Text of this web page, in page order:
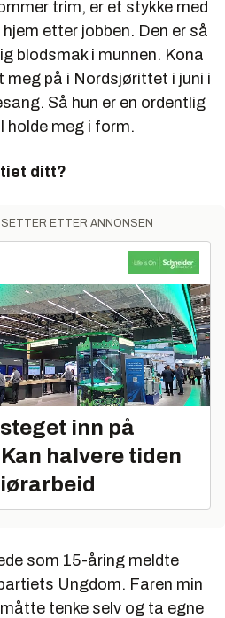
trim, er et stykke med
etter jobben. Den er så
blodsmak i munnen. Kona
meg på i Nordsjørittet i juni i
Så hun er en ordentlig
holde meg i form.
ditt?
ETTER ANNONSEN
inn på
halvere tiden
som 15-åring meldte
Ungdom. Faren min
tenke selv og ta egne